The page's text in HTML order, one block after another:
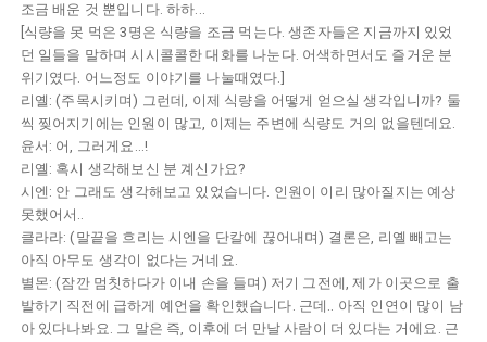
조금 배운 것 뿐입니다. 하하...
[식량을 못 먹은 3명은 식량을 조금 먹는다. 생존자들은 지금까지 있었
던 일들을 말하며 시시콜콜한 대화를 나눈다. 어색하면서도 즐거운 분
위기였다. 어느정도 이야기를 나눌때였다.]
리옐: (주목시키며) 그런데, 이제 식량을 어떻게 얻으실 생각입니까? 둘
씩 찢어지기에는 인원이 많고, 이제는 주변에 식량도 거의 없을텐데요.
윤서: 어, 그러게요...!
리옐: 혹시 생각해보신 분 계신가요?
시엔: 안 그래도 생각해보고 있었습니다. 인원이 이리 많아질지는 예상
못했어서..
클라라: (말끝을 흐리는 시엔을 단칼에 끊어내며) 결론은, 리옐 빼고는
아직 아무도 생각이 없다는 거네요.
별몬: (잠깐 멈칫하다가 이내 손을 들며) 저기 그전에, 제가 이곳으로 출
발하기 직전에 급하게 예언을 확인했습니다. 근데.. 아직 인연이 많이 남
아 있다나봐요. 그 말은 즉, 이후에 더 만날 사람이 더 있다는 거에요. 근